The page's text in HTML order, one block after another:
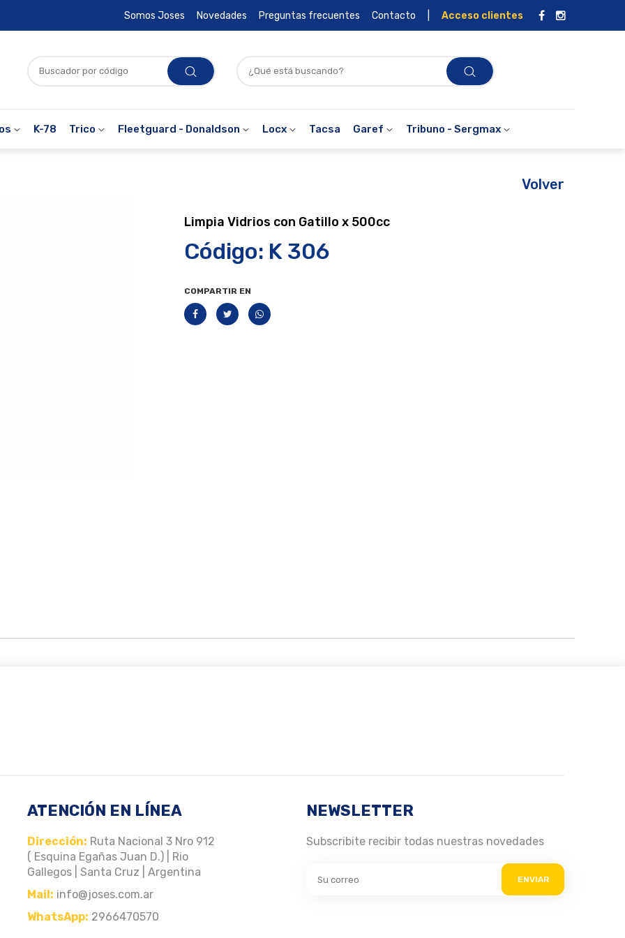
Somos Joses Novedades Preguntas frecuentes Contacto Acceso clientes
K-78 Trico Fleetguard - Donaldson Locx Tacsa Garef Tribuno - Sergmax
Volver
Limpia Vidrios con Gatillo x 500cc
Código: K 306
COMPARTIR EN
ATENCIÓN EN LÍNEA
Dirección: Ruta Nacional 3 Nro 912
( Esquina Egañas Juan D.) | Rio
Gallegos | Santa Cruz | Argentina
Mail: info@joses.com.ar
WhatsApp: 2966470570
NEWSLETTER
Subscribite recibir todas nuestras novedades
ENVIAR